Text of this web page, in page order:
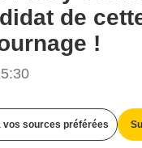
de
!
vos sources préférées